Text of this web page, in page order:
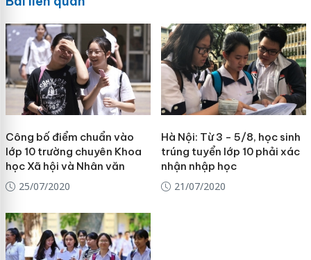
Công bố điểm chuẩn vào
lớp 10 trường chuyên Khoa
học Xã hội và Nhân văn
25/07/2020
Hà Nội: Từ 3 - 5/8, học sinh
trúng tuyển lớp 10 phải xác
nhận nhập học
21/07/2020